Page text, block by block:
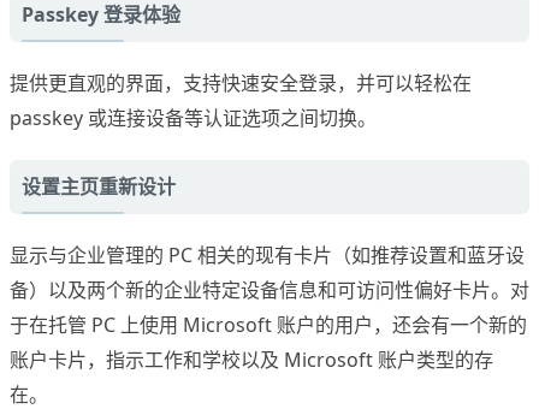
Passkey 登录体验
提供更直观的界面，支持快速安全登录，并可以轻松在
passkey 或连接设备等认证选项之间切换。
设置主页重新设计
显示与企业管理的 PC 相关的现有卡片（如推荐设置和蓝牙设
备）以及两个新的企业特定设备信息和可访问性偏好卡片。对
于在托管 PC 上使用 Microsoft 账户的用户，还会有一个新的
账户卡片，指示工作和学校以及 Microsoft 账户类型的存
在。